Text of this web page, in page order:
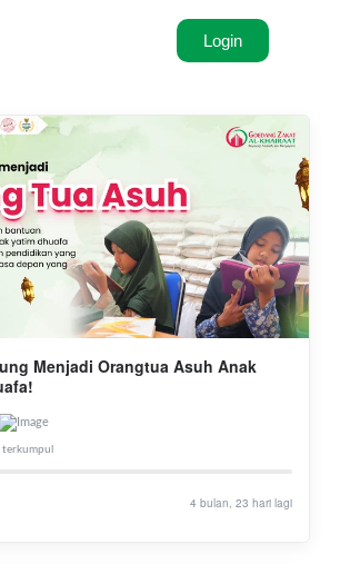
Login
Menjadi Orangtua Asuh Anak
terkumpul
4 bulan, 23 hari lagi